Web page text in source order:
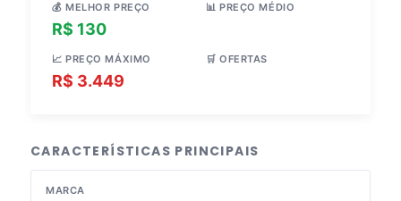
💰 MELHOR PREÇO
R$ 130
📊 PREÇO MÉDIO
📈 PREÇO MÁXIMO
R$ 3.449
🛒 OFERTAS
CARACTERÍSTICAS PRINCIPAIS
MARCA